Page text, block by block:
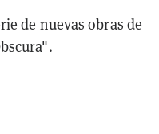
de nuevas obras de